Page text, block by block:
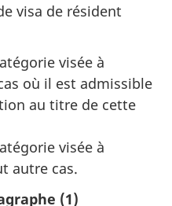
visa de résident
visée à
où il est admissible
au titre de cette
visée à
autre cas.
(1)